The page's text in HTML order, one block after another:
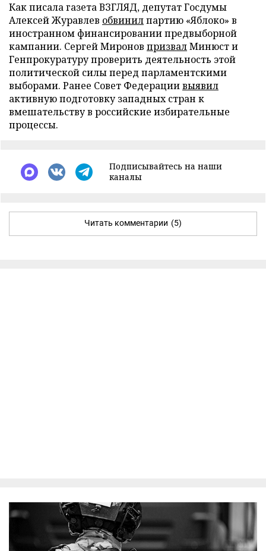
Как писала газета ВЗГЛЯД, депутат Госдумы
Алексей Журавлев обвинилпартию «Яблоко» в
иностранном финансировании предвыборной
кампании. Сергей Миронов призвалМинюст и
Генпрокуратуру проверить деятельность этой
политической силы перед парламентскими
выборами. Ранее Совет Федерациивыявил
активную подготовку западных стран к
вмешательству в российские избирательные
процессы.
Подписывайтесь на наши
каналы
Читать комментарии (5)